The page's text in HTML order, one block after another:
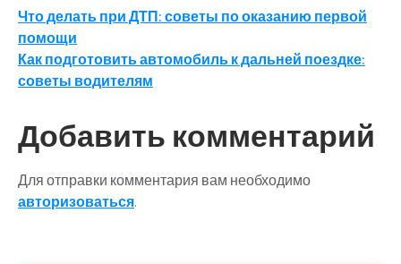
Навигация
по
записям
Что делать при ДТП: советы по оказанию первой
помощи
Как подготовить автомобиль к дальней поездке:
советы водителям
Добавить комментарий
Для отправки комментария вам необходимо
авторизоваться.